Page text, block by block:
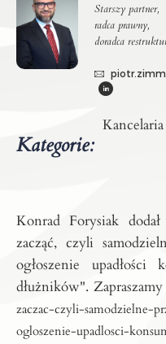
Starszy partner,
radca prawny,
doradca
Kategorie:
Konrad Forysiak
zacząć, czyli
ogłoszenie upadłości
dłużników".
zaczac-czyli-samodzielne-
ogloszenie-upadlosci-